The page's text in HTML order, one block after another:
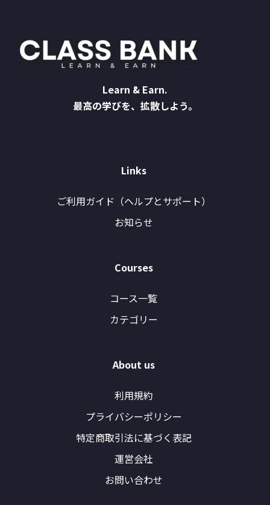
Learn & Earn.
最高の学びを、拡散しよう。
Links
ご利用ガイド（ヘルプとサポート）
お知らせ
Courses
コース一覧
カテゴリー
About us
利用規約
プライバシーポリシー
特定商取引法に基づく表記
運営会社
お問い合わせ